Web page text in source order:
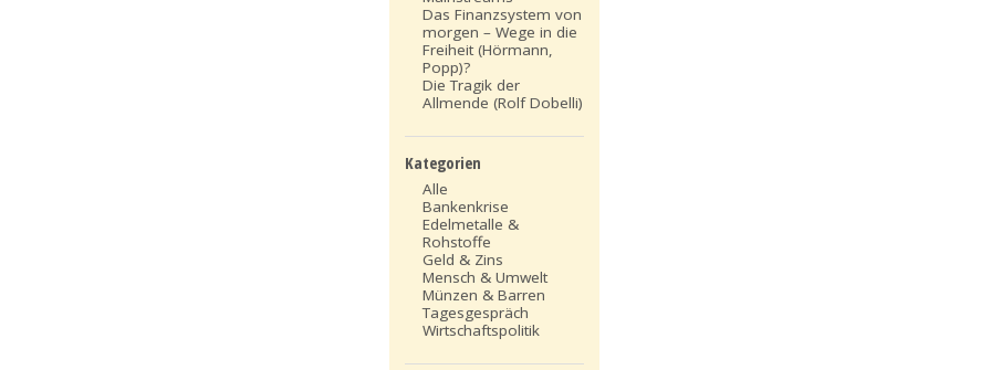
Das Finanzsystem von
morgen – Wege in die
Freiheit (Hörmann,
Popp)?
Die Tragik der
Allmende (Rolf Dobelli)
Kategorien
Alle
Bankenkrise
Edelmetalle &
Rohstoffe
Geld & Zins
Mensch & Umwelt
Münzen & Barren
Tagesgespräch
Wirtschaftspolitik